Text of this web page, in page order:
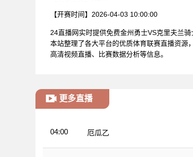
【开赛时间】 2026-04-03 10:00:00
24直播网实时提供免费金州勇士VS克里夫兰
本站整理了各大平台的优质体育联赛直播资源
高清视频直播、比赛数据分析等信息。
更多直播
04:00 厄瓜乙